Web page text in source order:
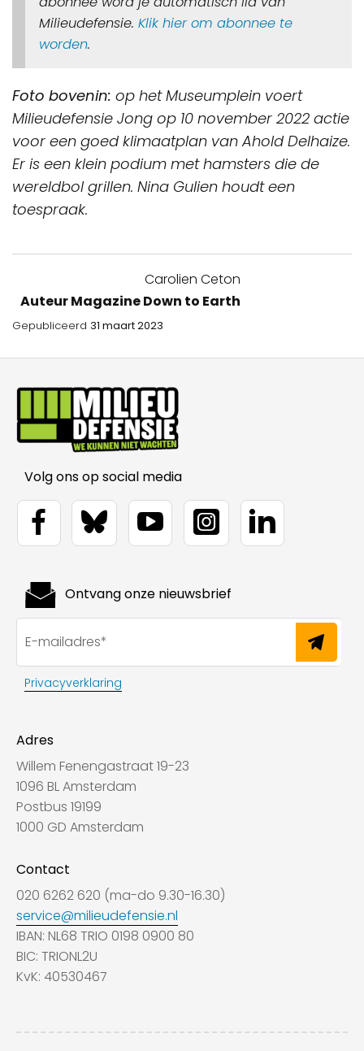
Milieudefensie. Klik hier om abonnee te
worden.
Foto bovenin: op het Museumplein voert
Milieudefensie Jong op 10 november 2022 actie
voor een goed klimaatplan van Ahold Delhaize.
Er is een klein podium met hamsters die de
wereldbol grillen. Nina Gulien houdt een
toespraak.
Gepubliceerd 31 maart 2023
Carolien Ceton
Auteur Magazine Down to Earth
Volg ons op social media
Adres
Willem Fenengastraat 19-23
1096 BL Amsterdam
Postbus 19199
1000 GD Amsterdam
Contact
020 6262 620 (ma-do 9.30-16.30)
service@milieudefensie.nl
IBAN: NL68 TRIO 0198 0900 80
BIC: TRIONL2U
KvK: 40530467
Ontvang onze nieuwsbrief
Privacyverklaring